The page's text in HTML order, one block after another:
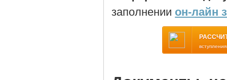
заполнении он-лайн